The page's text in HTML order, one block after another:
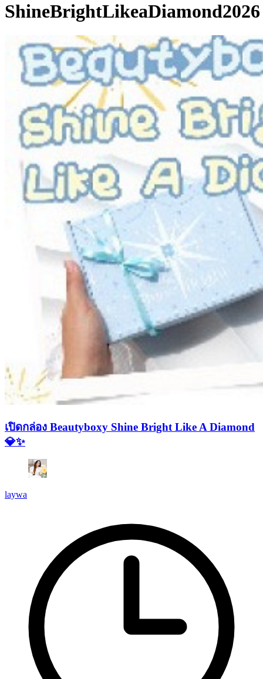
ShineBrightLikeaDiamond2026
เปิดกล่อง Beautyboxy Shine Bright Like A Diamond
💎✨
laywa